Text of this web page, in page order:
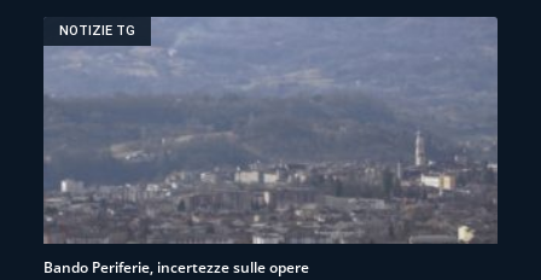
NOTIZIE TG
Bando Periferie, incertezze sulle opere